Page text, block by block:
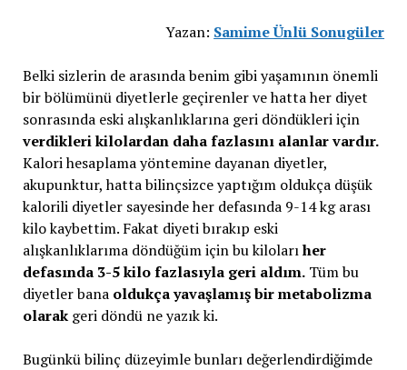
Yazan: Samime Ünlü Sonugüler
Belki sizlerin de arasında benim gibi yaşamının önemli
bir bölümünü diyetlerle geçirenler ve hatta her diyet
sonrasında eski alışkanlıklarına geri döndükleri için
verdikleri kilolardan daha fazlasını alanlar vardır.
Kalori hesaplama yöntemine dayanan diyetler,
akupunktur, hatta bilinçsizce yaptığım oldukça düşük
kalorili diyetler sayesinde her defasında 9-14 kg arası
kilo kaybettim. Fakat diyeti bırakıp eski
alışkanlıklarıma döndüğüm için bu kilolarıher
defasında 3-5 kilo fazlasıyla geri aldım.Tüm bu
diyetler bana oldukça yavaşlamış bir metabolizma
olarakgeri döndü ne yazık ki.
Bugünkü bilinç düzeyimle bunları değerlendirdiğimde